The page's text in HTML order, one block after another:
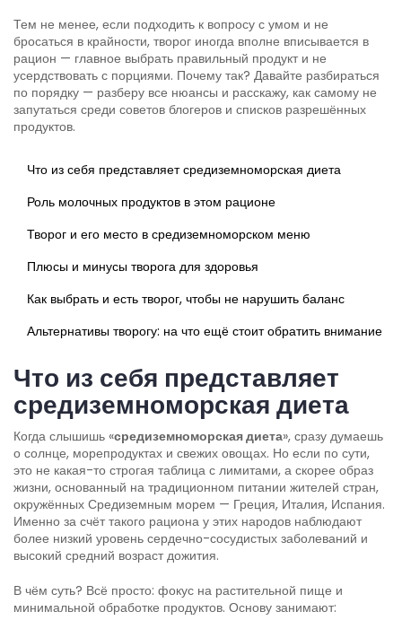
Тем не менее, если подходить к вопросу с умом и не
бросаться в крайности, творог иногда вполне вписывается в
рацион — главное выбрать правильный продукт и не
усердствовать с порциями. Почему так? Давайте разбираться
по порядку — разберу все нюансы и расскажу, как самому не
запутаться среди советов блогеров и списков разрешённых
продуктов.
Что из себя представляет средиземноморская диета
Роль молочных продуктов в этом рационе
Творог и его место в средиземноморском меню
Плюсы и минусы творога для здоровья
Как выбрать и есть творог, чтобы не нарушить баланс
Альтернативы творогу: на что ещё стоит обратить внимание
Что из себя представляет
средиземноморская диета
Когда слышишь «средиземноморская диета», сразу думаешь
о солнце, морепродуктах и свежих овощах. Но если по сути,
это не какая-то строгая таблица с лимитами, а скорее образ
жизни, основанный на традиционном питании жителей стран,
окружённых Средиземным морем — Греция, Италия, Испания.
Именно за счёт такого рациона у этих народов наблюдают
более низкий уровень сердечно-сосудистых заболеваний и
высокий средний возраст дожития.
В чём суть? Всё просто: фокус на растительной пище и
минимальной обработке продуктов. Основу занимают: